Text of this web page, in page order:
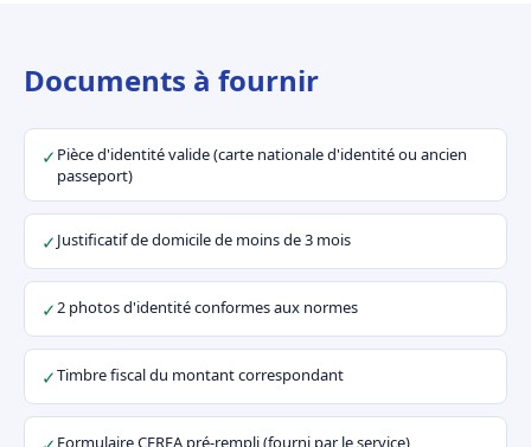
Documents à fournir
✓ Pièce d'identité valide (carte nationale d'identité ou ancien
passeport)
✓Justificatif de domicile de moins de 3 mois
✓2 photos d'identité conformes aux normes
✓Timbre fiscal du montant correspondant
Formulaire CERFA pré-rempli (fourni par le service)